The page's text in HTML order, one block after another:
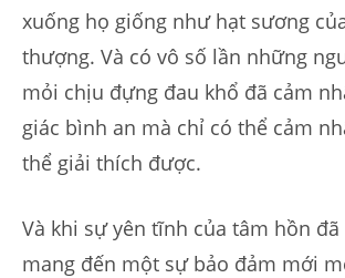
xuống họ giống như hạt sương
thượng. Và có vô số lần những
mỏi chịu đựng đau khổ đã cảm
giác bình an mà chỉ có thể cảm
thể giải thích được.
Và khi sự yên tĩnh của tâm hồn đã
mang đến một sự bảo đảm mới